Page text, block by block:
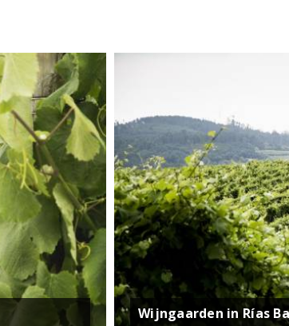
Wijngaarden in Rías